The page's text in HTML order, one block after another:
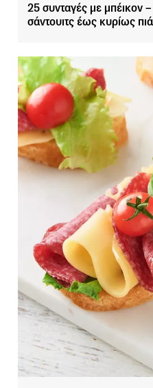
25 συνταγές με μπέικον
σάντουιτς έως κυρίως